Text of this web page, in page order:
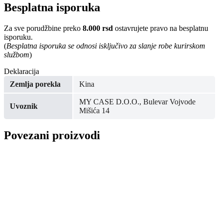
Besplatna isporuka
Za sve porudžbine preko 8.000 rsd ostavrujete pravo na besplatnu
isporuku.
(Besplatna isporuka se odnosi isključivo za slanje robe kurirskom
službom)
Deklaracija
Zemlja porekla
Kina
Uvoznik
MY CASE D.O.O., Bulevar Vojvode
Mišića 14
Povezani proizvodi